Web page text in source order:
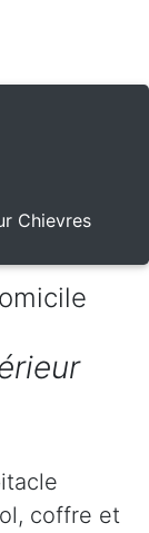
Chievres
coffre et